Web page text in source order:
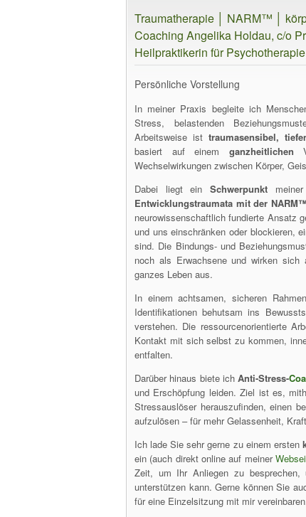
Traumatherapie │ NARM™ │
Coaching Angelika Holdau, c/o
Heilpraktikerin für
Persönliche Vorstellung
In meiner Praxis begleite ich
Stress, belastenden
Arbeitsweise isttraumasensibel,
basiert auf einem ganzheitlichen
Wechselwirkungen zwischen Körper,
Dabei liegt ein Schwerpunktmeiner
Entwicklungstraumata mit der
neurowissenschaftlich fundierte Ansatz
und uns einschränken oder blockieren,
sind. Die Bindungs- und
noch als Erwachsene und wirken sich
ganzes Leben aus.
In einem achtsamen, sicheren
Identifikationen behutsam ins
verstehen. Die ressourcenorientierte
Kontakt mit sich selbst zu kommen,
entfalten.
Darüber hinaus biete ichAnti-Stress-
und Erschöpfung leiden. Ziel ist es,
Stressauslöser herauszufinden, einen
aufzulösen – für mehr Gelassenheit,
Ich lade Sie sehr gerne zu einem ersten
ein (auch direkt online auf meiner
Zeit, um Ihr Anliegen zu
unterstützen kann. Gerne können Sie
für eine Einzelsitzung mit mir